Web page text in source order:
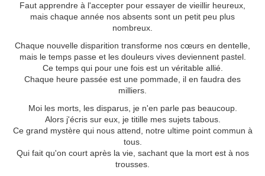
Faut apprendre à l'accepter pour essayer de vieillir heureux,
mais chaque année nos absents sont un petit peu plus
nombreux.
Chaque nouvelle disparition transforme nos cœurs en dentelle,
mais le temps passe et les douleurs vives deviennent pastel.
Ce temps qui pour une fois est un véritable allié.
Chaque heure passée est une pommade, il en faudra des
milliers.
Moi les morts, les disparus, je n'en parle pas beaucoup.
Alors j'écris sur eux, je titille mes sujets tabous.
Ce grand mystère qui nous attend, notre ultime point commun à
tous.
Qui fait qu'on court après la vie, sachant que la mort est à nos
trousses.